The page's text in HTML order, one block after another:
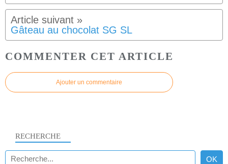
Gâteau au chocolat SG SL
COMMENTER CET ARTICLE
Ajouter un commentaire
RECHERCHE